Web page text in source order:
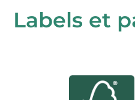
Labels et